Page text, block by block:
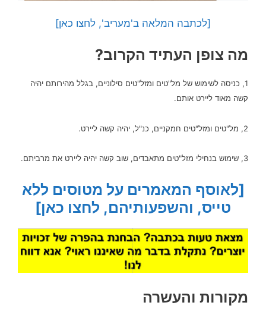
[לכתבה המלאה ב'מעריב', לחצו כאן]
מה צופן העתיד הקרוב?
1, כניסה לשימוש של מל"טים ומזל"טים סילוניים, בגלל מהירותם יהיה
קשה מאוד ליירט אותם.
2, מל"טים ומזל"טים חמקניים, כנ"ל, יהיה קשה ליירט.
3, שימוש בנחילי מזל"טים מתאבדים, שוב קשה יהיה ליירט את מרביתם.
[לאוסף המאמרים על מטוסים ללא
טייס, והשפעותיהם, לחצו כאן]
מקורות והעשרה